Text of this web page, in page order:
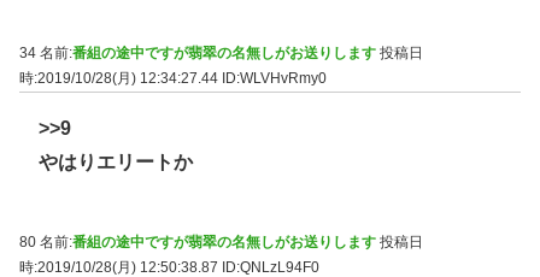
34 名前:番組の途中ですが翡翠の名無しがお送りします 投稿日
時:2019/10/28(月) 12:34:27.44 ID:WLVHvRmy0
>>9
やはりエリートか
80 名前:番組の途中ですが翡翠の名無しがお送りします 投稿日
時:2019/10/28(月) 12:50:38.87 ID:QNLzL94F0